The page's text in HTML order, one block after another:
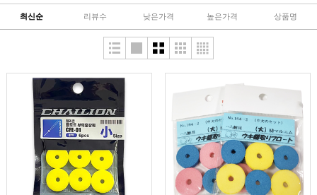
최신순 리뷰수 낮은가격 높은가격 상품명